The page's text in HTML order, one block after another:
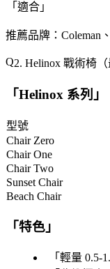
「 適合 」
推薦品牌 ：Coleman
2. Helinox 戰術椅（
「Helinox 系列 」
型號
Chair Zero
Chair One
Chair Two
Sunset Chair
Beach Chair
「特色 」
「 輕量 0.5-